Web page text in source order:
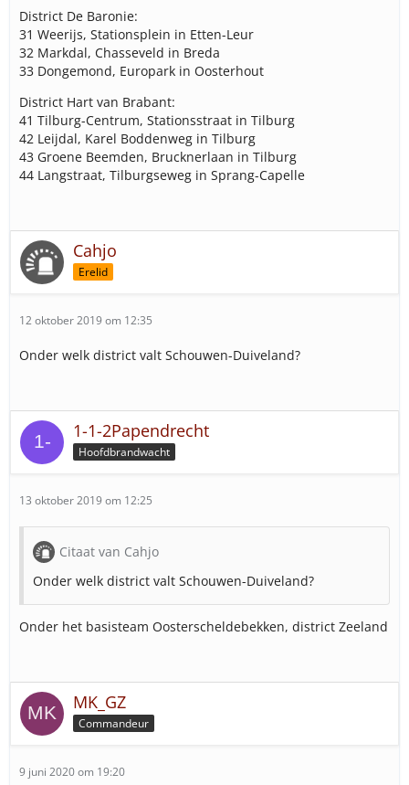
District De Baronie:
31 Weerijs, Stationsplein in Etten-Leur
32 Markdal, Chasseveld in Breda
33 Dongemond, Europark in Oosterhout
District Hart van Brabant:
41 Tilburg-Centrum, Stationsstraat in Tilburg
42 Leijdal, Karel Boddenweg in Tilburg
43 Groene Beemden, Brucknerlaan in Tilburg
44 Langstraat, Tilburgseweg in Sprang-Capelle
Cahjo
Erelid
12 oktober 2019 om 12:35
Onder welk district valt Schouwen-Duiveland?
1-1-2Papendrecht
Hoofdbrandwacht
13 oktober 2019 om 12:25
Citaat van Cahjo
Onder welk district valt Schouwen-Duiveland?
Onder het basisteam Oosterscheldebekken, district Zeeland
MK_GZ
Commandeur
9 juni 2020 om 19:20